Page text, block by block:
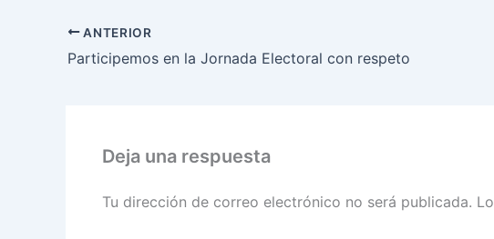
ANTERIOR
Participemos en la Jornada Electoral con respeto
Deja una respuesta
Tu dirección de correo electrónico no será publicada.